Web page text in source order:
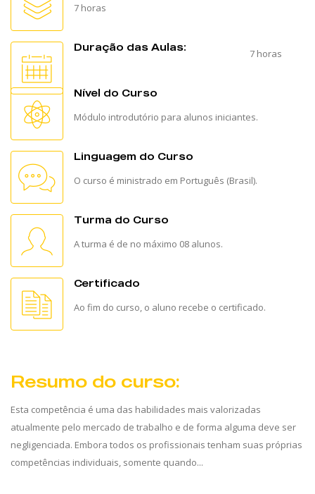
7 horas
Duração das Aulas:
7 horas
Nível do Curso
Módulo introdutório para alunos iniciantes.
Linguagem do Curso
O curso é ministrado em Português (Brasil).
Turma do Curso
A turma é de no máximo 08 alunos.
Certificado
Ao fim do curso, o aluno recebe o certificado.
Resumo do curso:
Esta competência é uma das habilidades mais valorizadas
atualmente pelo mercado de trabalho e de forma alguma deve ser
negligenciada. Embora todos os profissionais tenham suas próprias
competências individuais, somente quando...